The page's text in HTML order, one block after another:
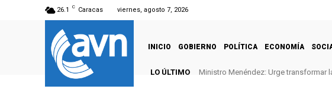
26.1 C Caracas viernes, agosto 7, 2026
INICIO GOBIERNO POLÍTICA ECONOMÍA
LO ÚLTIMO Ministro Menéndez: Urge